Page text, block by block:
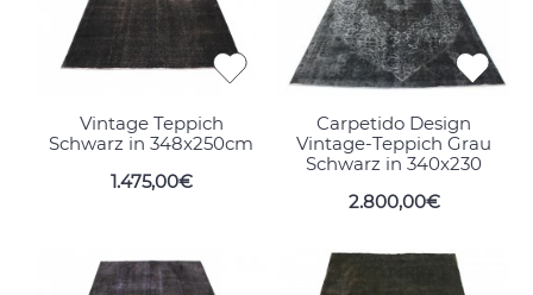
Vintage Teppich
Schwarz in 348x250cm
1.475,00€
Carpetido Design
Vintage-Teppich Grau
Schwarz in 340x230
2.800,00€